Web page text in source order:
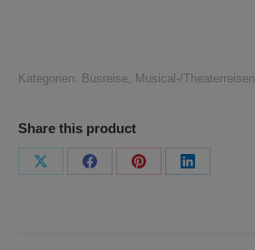
rasanteste
der
Welt
Menge
Kategorien: Busreise Musical-/Theaterreisen
Share this product
Teilen
Teilen
Teilen
Teilen